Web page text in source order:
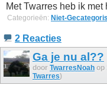
Met Twarres heb ik met
Categorieën: Niet-
2 Reacties
Ga je nu al??
door TwarresNoah op
Twarres)